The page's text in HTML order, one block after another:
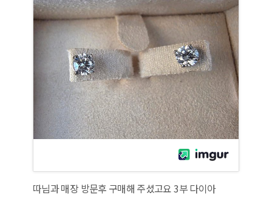
따님과 매장 방문후 구매해 주셨고요 3부 다이아